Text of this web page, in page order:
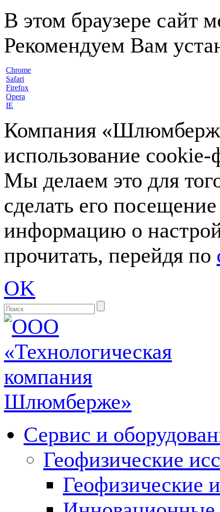
В этом браузере сайт
Рекомендуем Вам
Chrome
Safari
Firefox
Opera
IE
Компания
использование
Мы делаем это для
сделать его
информацию о
прочитать, перейдя по
OK
Сервис и
Геофизические
Геофизические